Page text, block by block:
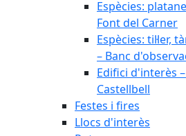
Espècies:
Font del Carner
Espècies: til·ler,
– Banc
Edifici d'interès
Castellbell
Festes i fires
Llocs d'interès